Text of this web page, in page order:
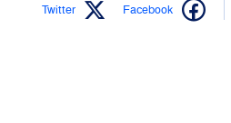
Facebook
Twitter